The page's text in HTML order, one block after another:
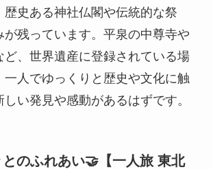
歴史ある神社仏閣や伝統的な祭
が残っています。平泉の中尊寺や
ど、世界遺産に登録されている場
一人でゆっくりと歴史や文化に触
い発見や感動があるはずです。
のふれあい🤝【一人旅 東北